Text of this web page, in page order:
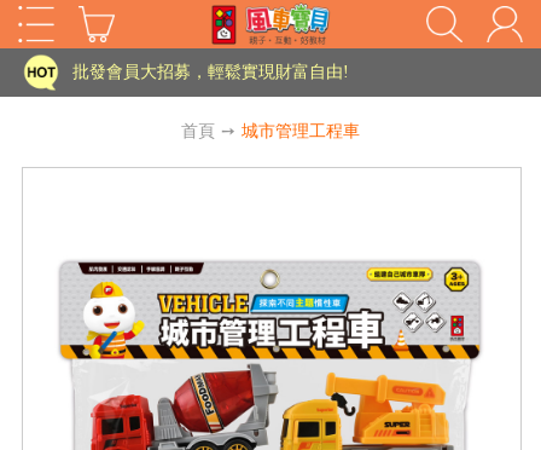
HOT
家長樂了!「風車書版集團暨FOOD超人企業總部」目前正興建中!
批發會員大招募，輕鬆實現財富自由!
老師您好!!幼教會員火熱招募中~
家長樂了!「風車書版集團暨FOOD超人企業總部」目前正興建中!
批發會員大招募，輕鬆實現財富自由!
老師您好!!幼教會員火熱招募中~
首頁 ➙ 城市管理工程車